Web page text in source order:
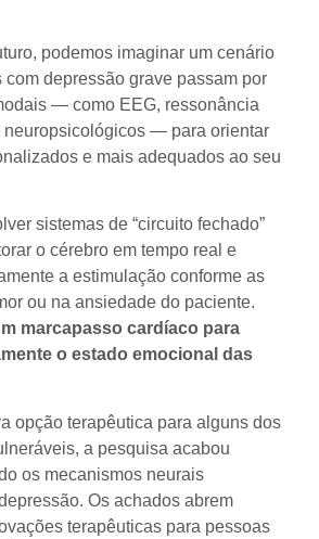
podemos imaginar um cenário
com depressão grave passam por
— como EEG, ressonância
neuropsicológicos — para orientar
e mais adequados ao seu
sistemas de “circuito fechado”
o cérebro em tempo real e
a estimulação conforme as
ou na ansiedade do paciente.
marcapasso cardíaco para
o estado emocional das
opção terapêutica para alguns dos
a pesquisa acabou
os mecanismos neurais
Os achados abrem
terapêuticas para pessoas